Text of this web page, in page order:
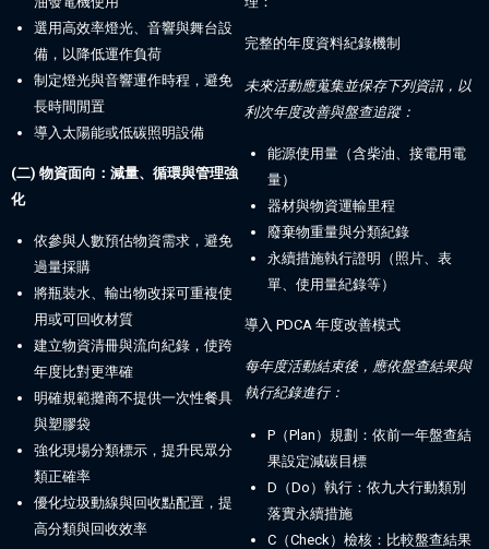
選用高效率燈光、音響與舞台設
備，以降低運作負荷
制定燈光與音響運作時程，避免
長時間閒置
導入太陽能或低碳照明設備
(二) 物資面向：減量、循環與管理強
化
依參與人數預估物資需求，避免
過量採購
將瓶裝水、輸出物改採可重複使
用或可回收材質
建立物資清冊與流向紀錄，使跨
年度比對更準確
明確規範攤商不提供一次性餐具
與塑膠袋
強化現場分類標示，提升民眾分
類正確率
優化垃圾動線與回收點配置，提
高分類與回收效率
完整的年度資料紀錄機制
未來活動應蒐集並保存下列資訊，以
利次年度改善與盤查追蹤：
能源使用量（含柴油、接電用電
量）
器材與物資運輸里程
廢棄物重量與分類紀錄
永續措施執行證明（照片、表
單、使用量紀錄等）
導入 PDCA 年度改善模式
每年度活動結束後，應依盤查結果與
執行紀錄進行：
P（Plan）規劃：依前一年盤查結
果設定減碳目標
D（Do）執行：依九大行動類別
落實永續措施
C（Check）檢核：比較盤查結果